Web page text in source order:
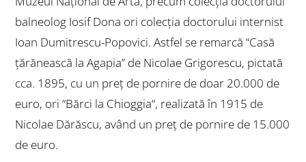
balneolog Iosif Dona ori colecția doctorului internist
Ioan Dumitrescu-Popovici. Astfel se remarcă “Casă
țărănească la Agapia” de Nicolae Grigorescu, pictată
cca. 1895, cu un preț de pornire de doar 20.000 de
euro, ori “Bărci la Chioggia“, realizată în 1915 de
Nicolae Dărăscu, având un preț de pornire de 15.000
de euro.